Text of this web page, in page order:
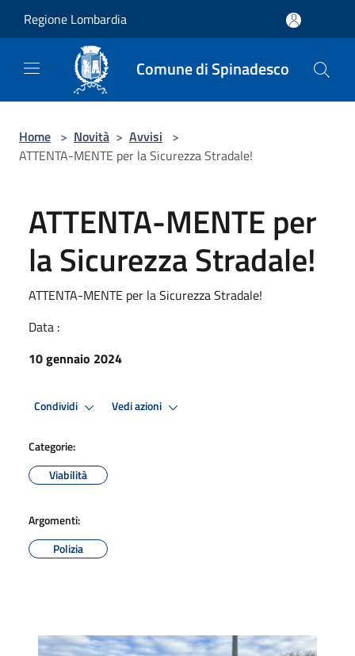
Regione Lombardia
Comune di Spinadesco
Home > Novità > Avvisi >
ATTENTA-MENTE per la Sicurezza Stradale!
ATTENTA-MENTE per
la Sicurezza Stradale!
ATTENTA-MENTE per la Sicurezza Stradale!
Data :
10 gennaio 2024
Condividi Vedi azioni
Categorie:
Viabilità
Argomenti:
Polizia